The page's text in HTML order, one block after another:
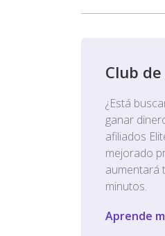
Club
¿Está
ganar
afiliados
mejorado
aumentará
minutos.
Aprende